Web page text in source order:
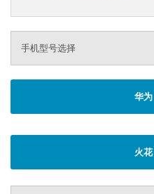
手机型号选择
华为
火花